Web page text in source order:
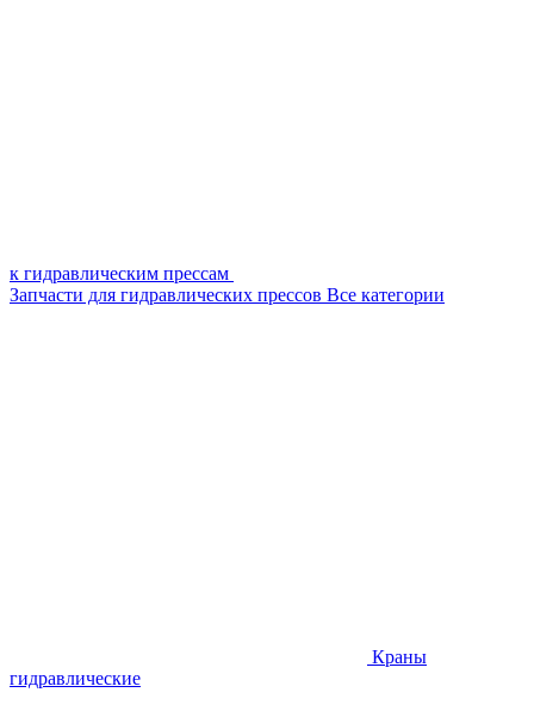
к гидравлическим прессам
Запчасти для гидравлических прессов Все категории
Краны
гидравлические